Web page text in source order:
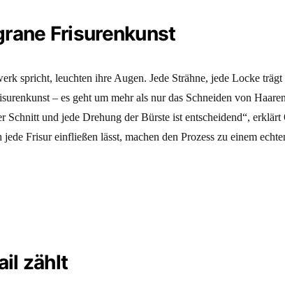
Frisurenkunst
spricht, leuchten ihre Augen. Jede Strähne, jede Locke trägt
– es geht um mehr als nur das Schneiden von
Schnitt und jede Drehung der Bürste ist entscheidend“, erklärt
Frisur einfließen lässt, machen den Prozess zu einem
zählt